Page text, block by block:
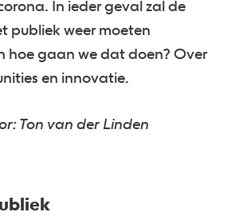
In ieder geval zal de
publiek weer moeten
hoe gaan we dat doen? Over
en innovatie.
Ton van der Linden